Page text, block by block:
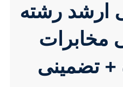
ارشد رشته
مخابرات
+ تضمینی